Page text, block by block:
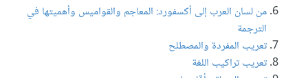
من لسان العرب إلى أكسفورد: المعاجم والقواميس وأهميتها في
الترجمة
تعريب المفردة والمصطلح
تعريب تراكيب اللغة